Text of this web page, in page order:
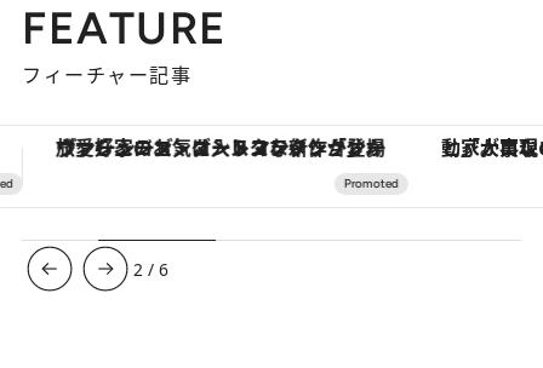
FEATURE
フィーチャー記事
「大事なのは地域の意識を変えること」。ロレックス賞受賞の自然保護活動家が実現させたナイジェリアの自然環境の復活 【夏限定ディナーコース】旬を
3 /6